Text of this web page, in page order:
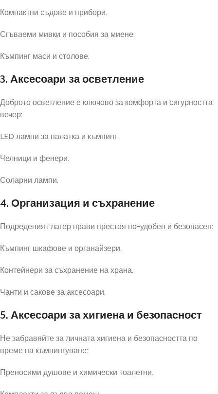
Компактни съдове и прибори.
Сгъваеми мивки и пособия за миене.
Къмпинг маси и столове.
3. Аксесоари за осветление
Доброто осветление е ключово за комфорта и сигурността
вечер:
LED лампи за палатка и къмпинг.
Челници и фенери.
Соларни лампи.
4. Организация и съхранение
Подреденият лагер прави престоя по-удобен и безопасен:
Къмпинг шкафове и органайзери.
Контейнери за съхранение на храна.
Чанти и сакове за аксесоари.
5. Аксесоари за хигиена и безопасност
Не забравяйте за личната хигиена и безопасността по
време на къмпингуване:
Преносими душове и химически тоалетни.